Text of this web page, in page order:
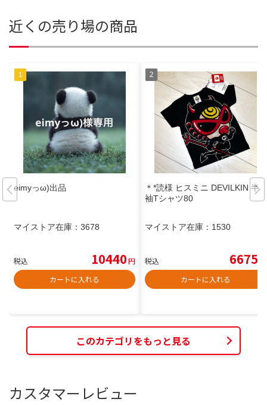
近くの売り場の商品
eimyっω)出品
マイストア在庫： 3678
税込 10440円
カートに入れる
＊*読様 ヒスミニ DEVILKIN 半
袖Tシャツ80
マイストア在庫： 1530
税込 6675
カートに入れる
このカテゴリをもっと見る
カスタマーレビュー